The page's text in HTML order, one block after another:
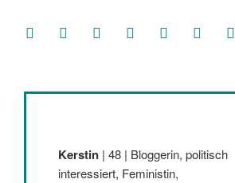
facebooksoundcloud
twitter mastodoninstagramthreads
Kerstin | 48 | Bloggerin, politisch
interessiert, Feministin,